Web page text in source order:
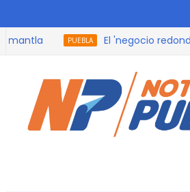
PUEBLA El 'negocio redondo'